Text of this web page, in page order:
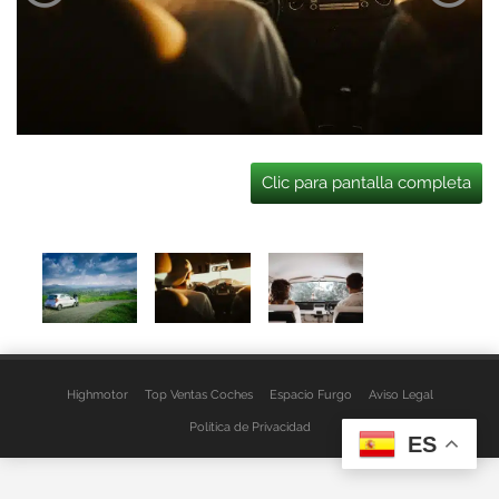
Clic para pantalla completa
Highmotor Top Ventas Coches Espacio Furgo Aviso Legal
Política de Privacidad
ES